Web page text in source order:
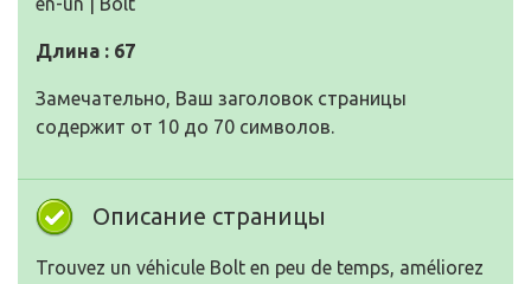
Длина : 67
Замечательно, Ваш заголовок страницы
содержит от 10 до 70 символов.
Описание страницы
Trouvez un véhicule Bolt en peu de temps, améliorez